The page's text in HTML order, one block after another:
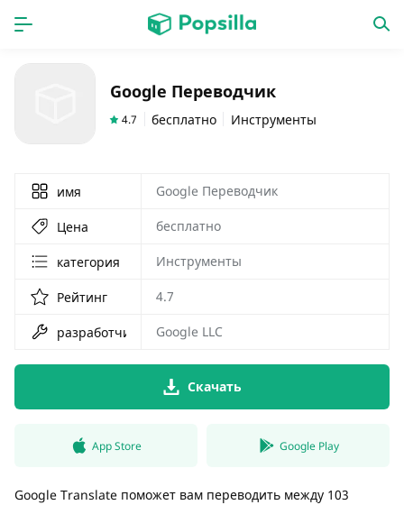
Google Переводчик
4.7 бесплатно Инструменты
имя Google Переводчик
Цена бесплатно
категория Инструменты
Рейтинг 4.7
разработчик Google LLC
Скачать
App Store Google Play
Google Translate поможет вам переводить между 103